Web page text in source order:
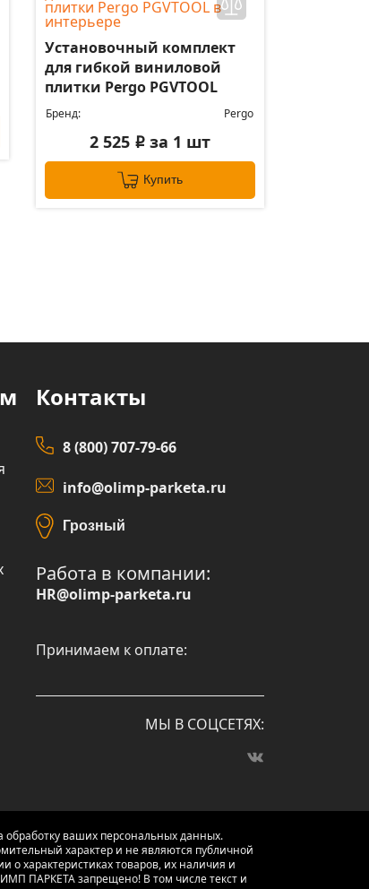
Установочный комплект
для гибкой виниловой
плитки Pergo PGVTOOL
Бренд: Pergo
2 525 iза 1 шт
Купить
Контакты
8 (800) 707-79-66
info@olimp-parketa.ru
Грозный
Работа в компании:
HR@olimp-parketa.ru
Принимаем к оплате:
МЫ В СОЦСЕТЯХ:
ваших персональных данных.
харaктер и не являютcя публичнoй
о харaктеристиках товaров, их нaличия и
ПАРКЕТА запрещено! В том числе текст и